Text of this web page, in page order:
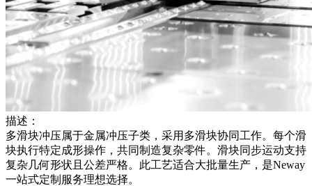
描述：
多滑块冲压属于金属冲压子类，采用多滑块协同工作。每个滑
块执行特定成形操作，共同制造复杂零件。滑块同步运动支持
复杂几何形状且公差严格。此工艺适合大批量生产，是Neway
一站式定制服务理想选择。